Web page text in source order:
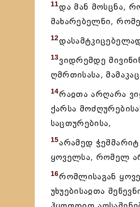
11და მან მოსცნა,
მახარებელნი,
12
13ვიდრემდე
ღმრთისასა,
14რაჲთა არღარა
ქარსა
საცთურებისა,
15არამედ
ყოველსა, რომელ
16რომლისაგან
უხუებისაჲთა